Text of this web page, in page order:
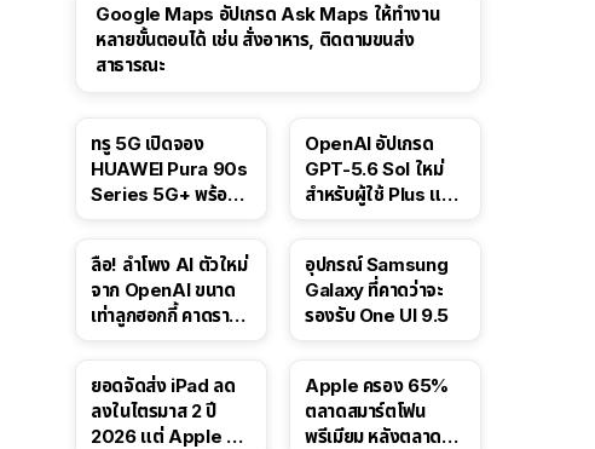
Google Maps อัปเกรด Ask Maps ให้ทำงาน
หลายขั้นตอนได้ เช่น สั่งอาหาร, ติดตามขนส่ง
สาธารณะ
ทรู 5G เปิดจอง
HUAWEI Pura 90s
Series 5G+ พร้อม
OpenAI อัปเกรด
GPT-5.6 Sol ใหม่
สำหรับผู้ใช้ Plus และ
ลือ! ลำโพง AI ตัวใหม่
จาก OpenAI ขนาด
เท่าลูกฮอกกี้ คาดราคา
อุปกรณ์ Samsung
Galaxy ที่คาดว่าจะ
รองรับ One UI 9.5
ยอดจัดส่ง iPad ลด
ลงในไตรมาส 2 ปี
2026 แต่ Apple ยัง
Apple ครอง 65%
ตลาดสมาร์ตโฟน
พรีเมียม หลังตลาดทำ